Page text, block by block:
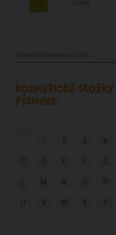
KOSMETICKÉ
PÍSMENE:
1 2 3 4
C D E F G
L M N O P
U V W X Y